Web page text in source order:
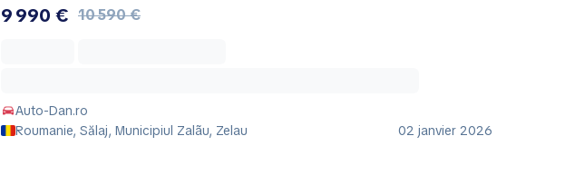
9 990 € 10 590 €
Auto-Dan.ro
Roumanie, Sălaj, Municipiul Zalãu, Zelau
02 janvier 2026